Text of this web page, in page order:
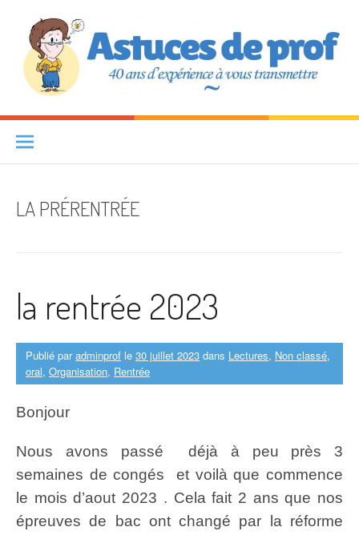
Astuces de prof
LA PRÉRENTRÉE
la rentrée 2023
Publié paradminprof le 30 juillet 2023 dans Lectures, Non classé,
oral, Organisation, Rentrée
Bonjour
Nous avons passé déjà à peu près 3
semaines de congés et voilà que commence
le mois d’aout 2023 . Cela fait 2 ans que nos
épreuves de bac ont changé par la réforme